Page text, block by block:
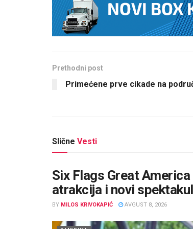
Prethodni post
Primećene prve cikade na
Slične Vesti
Six Flags Great
atrakcija i novi
BY MILOS KRIVOKAPIĆ AVGUST 8, 2026